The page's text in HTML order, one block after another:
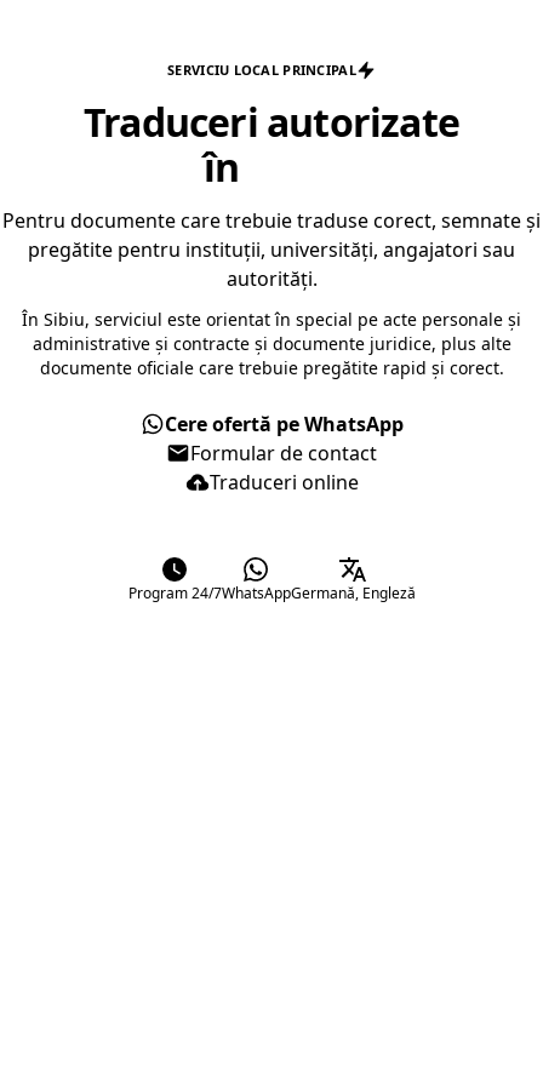
SERVICIU LOCAL PRINCIPAL
Traduceri autorizate
în
Pentru documente care trebuie traduse corect, semnate și
pregătite pentru instituții, universități, angajatori sau
autorități.
În Sibiu, serviciul este orientat în special pe acte personale și
administrative și contracte și documente juridice, plus alte
documente oficiale care trebuie pregătite rapid și corect.
Cere ofertă pe WhatsApp
Formular de contact
Traduceri online
Program 24/7WhatsAppGermană, Engleză